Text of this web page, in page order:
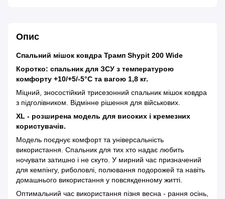
Опис
Спальний мішок ковдра Трамп Shypit 200 Wide
Коротко: спальник для ЗСУ з температурою
комфорту +10/+5/-5°С та вагою 1,8 кг.
Міцний, зносостійкий трисезонний спальник мішок ковдра
з підголівником. Відмінне рішення для військових.
XL - розширена модель для високих і кремезних
користувачів.
Модель поєднує комфорт та універсальність
використання. Спальник для тих хто надає любить
ночувати затишно і не скуто. У мирний час призначений
для кемпінгу, риболовлі, полювання подорожей та навіть
домашнього використання у повсякденному житті.
Оптимальний час використання пізня весна - рання осінь,